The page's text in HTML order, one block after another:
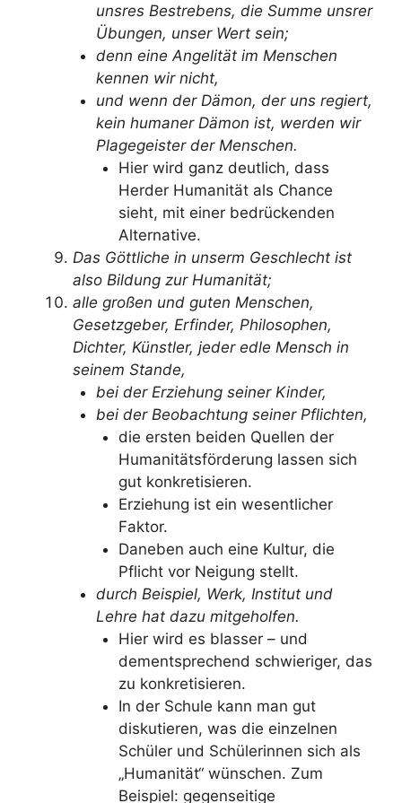
unsres Bestrebens, die Summe unsrer
Übungen, unser Wert sein;
denn eine Angelität im Menschen
kennen wir nicht,
und wenn der Dämon, der uns regiert,
kein humaner Dämon ist, werden wir
Plagegeister der Menschen.
Hier wird ganz deutlich, dass
Herder Humanität als Chance
sieht, mit einer bedrückenden
Alternative.
Das Göttliche in unserm Geschlecht ist
also Bildung zur Humanität;
alle großen und guten Menschen,
Gesetzgeber, Erfinder, Philosophen,
Dichter, Künstler, jeder edle Mensch in
seinem Stande,
bei der Erziehung seiner Kinder,
bei der Beobachtung seiner Pflichten,
die ersten beiden Quellen der
Humanitätsförderung lassen sich
gut konkretisieren.
Erziehung ist ein wesentlicher
Faktor.
Daneben auch eine Kultur, die
Pflicht vor Neigung stellt.
durch Beispiel, Werk, Institut und
Lehre hat dazu mitgeholfen.
Hier wird es blasser – und
dementsprechend schwieriger, das
zu konkretisieren.
In der Schule kann man gut
diskutieren, was die einzelnen
Schüler und Schülerinnen sich als
„Humanität“ wünschen. Zum
Beispiel: gegenseitige